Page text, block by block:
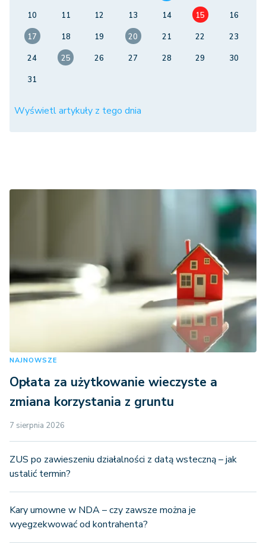
10
11 12 13 14 15
16
17
18 19 20 21 22
23
24
25 26 27 28 29
30
31
Wyświetl artykuły z tego dnia
NAJNOWSZE
Opłata za użytkowanie wieczyste a
zmiana korzystania z gruntu
7 sierpnia 2026
ZUS po zawieszeniu działalności z datą wsteczną – jak
ustalić termin?
Kary umowne w NDA – czy zawsze można je
wyegzekwować od kontrahenta?